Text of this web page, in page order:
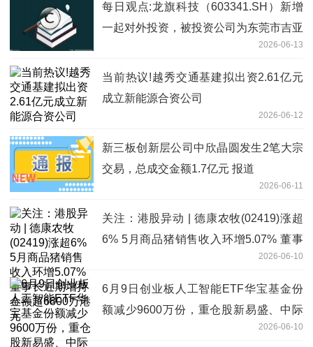
每日观点:龙旗科技（603341.SH）新增
一起对外投资，被投资公司为东莞市吉亚
2026-06-13
当前热议!越秀交通基建拟出资2.61亿元
成立新能源合资公司
2026-06-12
新三板创新层公司中欣晶圆发生2笔大宗
交易，总成交金额1.7亿元 报道
2026-06-11
关注：港股异动 | 德康农牧(02419)涨超
6% 5月商品猪销售收入环增5.07% 董事
2026-06-10
6月9日创业板人工智能ETF华宝基金份
额减少9600万份，重仓股新易盛、中际
2026-06-10